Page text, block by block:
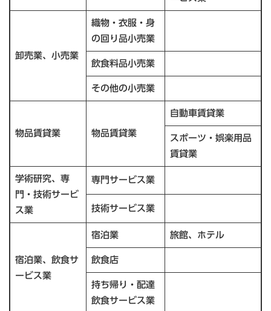
卸売業、小売業
織物・衣服・身
の回り品小売業
飲食料品小売業
その他の小売業
物品賃貸業 物品賃貸業
自動車賃貸業
スポーツ・娯楽用品
賃貸業
学術研究、専
門・技術サービ
ス業
専門サービス業
技術サービス業
宿泊業、飲食サ
ービス業
宿泊業 旅館、ホテル
飲食店
持ち帰り・配達
飲食サービス業